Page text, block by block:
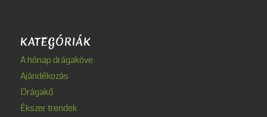
KATEGÓRIÁK
A hónap drágaköve
Ajándékozás
Drágakő
Ékszer trendek